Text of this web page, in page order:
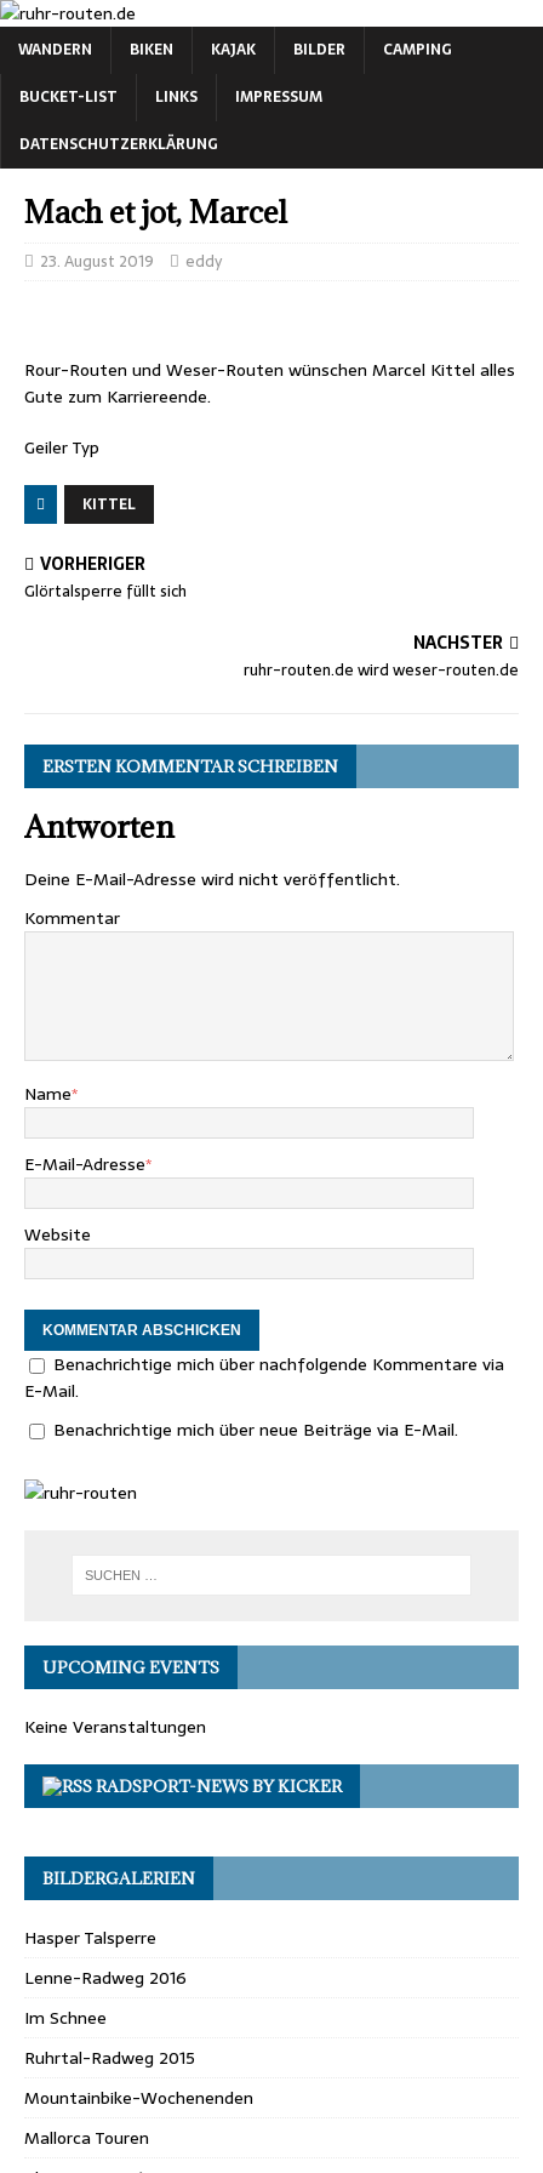
WANDERN BIKEN KAJAK BILDER
CAMPING
BUCKET-LIST
LINKS
IMPRESSUM
DATENSCHUTZERKLÄRUNG
Mach et jot, Marcel
23. August 2019 eddy
Rour-Routen und Weser-Routen wünschen Marcel Kittel alles
Gute zum Karriereende.
Geiler Typ
KITTEL
VORHERIGER
Glörtalsperre füllt sich
NÄCHSTER
ruhr-routen.de wird weser-routen.de
ERSTEN KOMMENTAR SCHREIBEN
Antworten
Deine E-Mail-Adresse wird nicht veröffentlicht.
Kommentar
Name*
E-Mail-Adresse*
Website
Benachrichtige mich über nachfolgende Kommentare via
E-Mail.
Benachrichtige mich über neue Beiträge via E-Mail.
UPCOMING EVENTS
Keine Veranstaltungen
RADSPORT-NEWS BY KICKER
BILDERGALERIEN
Hasper Talsperre
Lenne-Radweg 2016
Im Schnee
Ruhrtal-Radweg 2015
Mountainbike-Wochenenden
Mallorca Touren